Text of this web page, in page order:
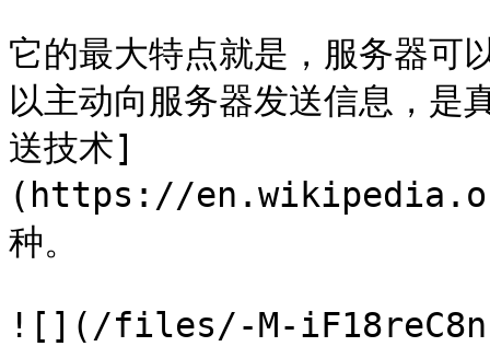
它的最大特点就是，服务器可
以主动向服务器发送信息，是
送技术]
(https://
种。
![](/files/-M-